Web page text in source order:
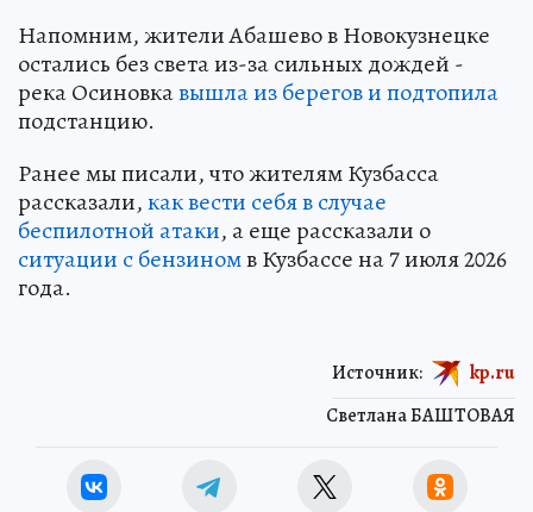
Напомним, жители Абашево в Новокузнецке
остались без света из-за сильных дождей -
река Осиновкавышла из берегов и подтопила
подстанцию.
Ранее мы писали, что жителям Кузбасса
рассказали,как вести себя в случае
беспилотной атаки, а еще рассказали о
ситуации с бензиномв Кузбассе на 7 июля 2026
года.
Светлана БАШТОВАЯ
Источник: kp.ru